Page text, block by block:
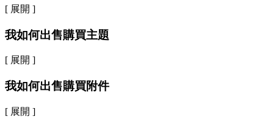
[ 展開 ]
我如何出售購買主題
[ 展開 ]
我如何出售購買附件
[ 展開 ]